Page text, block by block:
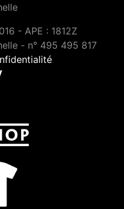
- APE : 1812Z
- n° 495 495 817